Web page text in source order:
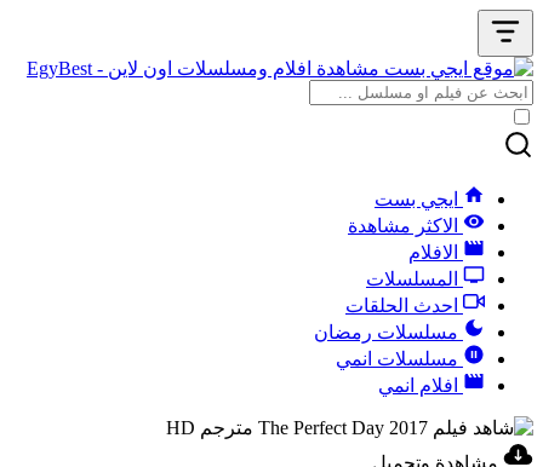
ايجي بست
الاكثر مشاهدة
الافلام
المسلسلات
احدث الحلقات
مسلسلات رمضان
مسلسلات انمي
افلام انمي
مشاهدة وتحميل